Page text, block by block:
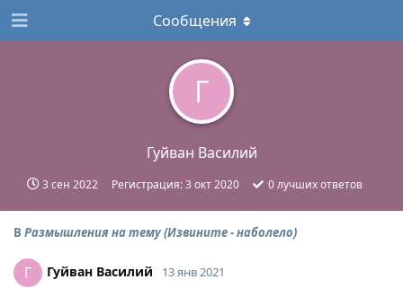
Г
Гуйван Василий
3 сен 2022 Регистрация:3 окт 2020 0лучших ответов
Сообщения
В Размышления на тему (Извините - наболело)
Г Гуйван Василий 13 янв 2021